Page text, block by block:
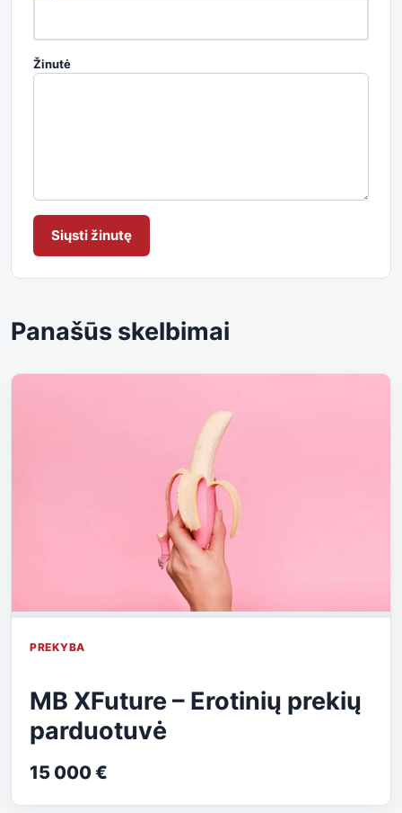
Žinutė
Siųsti žinutę
Panašūs skelbimai
PREKYBA
MB XFuture – Erotinių prekių
parduotuvė
15 000 €